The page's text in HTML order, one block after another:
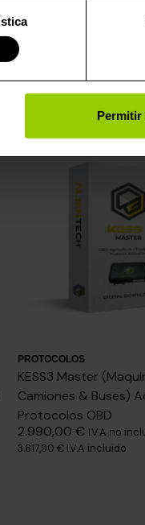
Permitir
escribe el software,
PROTOCOLOS
KESS3 Master
Camiones & Buses)
Protocolos OBD
2.990,00€ I.V.A no
3.617,90€ I.V.A incluido